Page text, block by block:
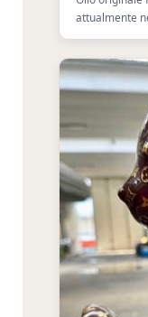
attualmente